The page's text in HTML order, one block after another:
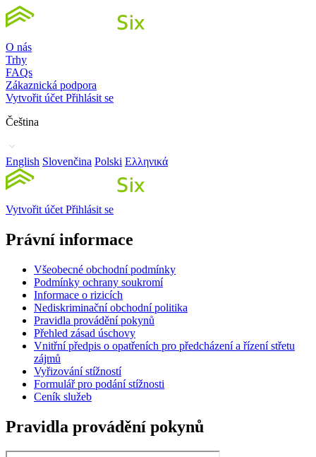
O nás
Trhy
FAQs
Zákaznická podpora
Vytvořit účet Přihlásit se
Čeština
English Slovenčina Polski Ελληνικά
Vytvořit účet Přihlásit se
Právní informace
Všeobecné obchodní podmínky
Podmínky ochrany soukromí
Informace o rizicích
Nediskriminační obchodní politika
Pravidla provádění pokynů
Přehled zásad úschovy
Vnitřní předpis o opatřeních pro předcházení a řízení střetu
zájmů
Vyřizování stížností
Formulář pro podání stížnosti
Ceník služeb
Pravidla provádění pokynů